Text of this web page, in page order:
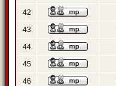
42
43
44
45
46